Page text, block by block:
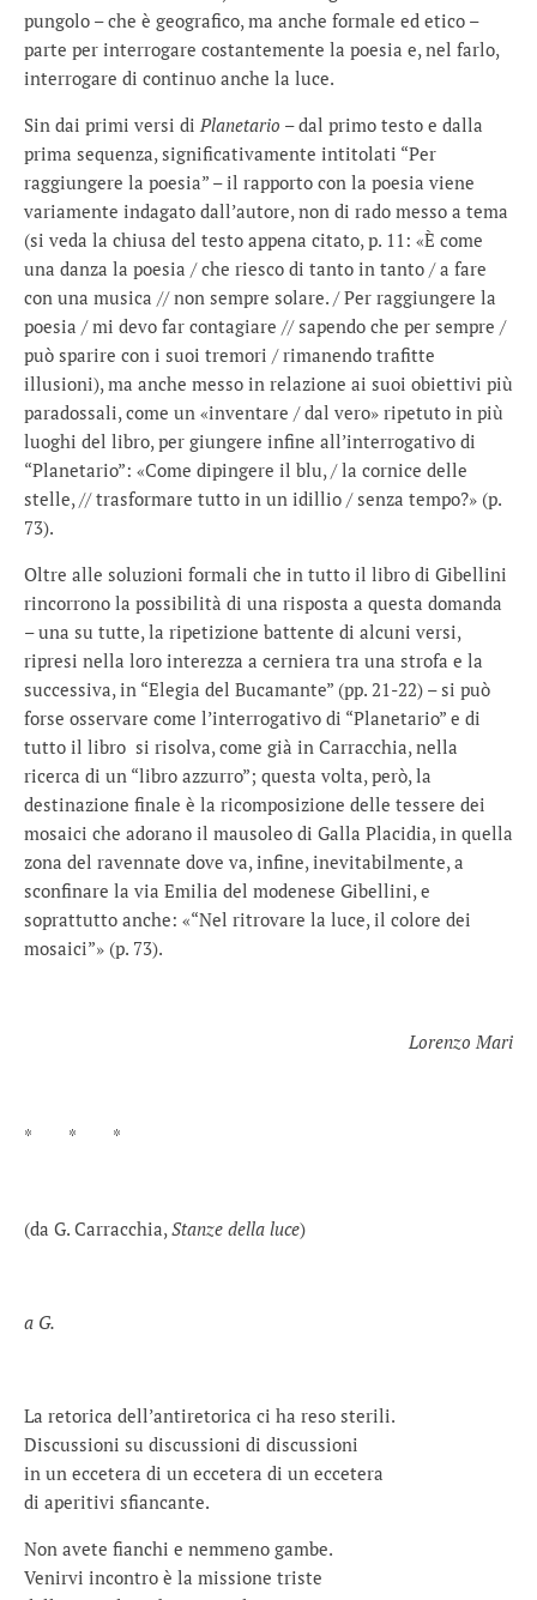
pungolo – che è geografico, ma anche formale ed etico –
parte per interrogare costantemente la poesia e, nel farlo,
interrogare di continuo anche la luce.
Sin dai primi versi di Planetario – dal primo testo e dalla
prima sequenza, significativamente intitolati “Per
raggiungere la poesia” – il rapporto con la poesia viene
variamente indagato dall’autore, non di rado messo a tema
(si veda la chiusa del testo appena citato, p. 11: «È come
una danza la poesia / che riesco di tanto in tanto / a fare
con una musica // non sempre solare. / Per raggiungere la
poesia / mi devo far contagiare // sapendo che per sempre /
può sparire con i suoi tremori / rimanendo trafitte
illusioni), ma anche messo in relazione ai suoi obiettivi più
paradossali, come un «inventare / dal vero» ripetuto in più
luoghi del libro, per giungere infine all’interrogativo di
“Planetario”: «Come dipingere il blu, / la cornice delle
stelle, // trasformare tutto in un idillio / senza tempo?» (p.
73).
Oltre alle soluzioni formali che in tutto il libro di Gibellini
rincorrono la possibilità di una risposta a questa domanda
– una su tutte, la ripetizione battente di alcuni versi,
ripresi nella loro interezza a cerniera tra una strofa e la
successiva, in “Elegia del Bucamante” (pp. 21-22) – si può
forse osservare come l’interrogativo di “Planetario” e di
tutto il libro si risolva, come già in Carracchia, nella
ricerca di un “libro azzurro”; questa volta, però, la
destinazione finale è la ricomposizione delle tessere dei
mosaici che adorano il mausoleo di Galla Placidia, in quella
zona del ravennate dove va, infine, inevitabilmente, a
sconfinare la via Emilia del modenese Gibellini, e
soprattutto anche: «“Nel ritrovare la luce, il colore dei
mosaici”» (p. 73).
Lorenzo Mari
* * *
(da G. Carracchia, Stanze della luce)
a G.
La retorica dell’antiretorica ci ha reso sterili.
Discussioni su discussioni di discussioni
in un eccetera di un eccetera di un eccetera
di aperitivi sfiancante.
Non avete fianchi e nemmeno gambe.
Venirvi incontro è la missione triste